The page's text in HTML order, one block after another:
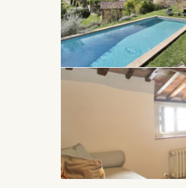
ensuite dans le jardin,
étage il y a un salon, une
(baignoire et douche
Au deuxième étage on
(baignoire. Et une
La piscine a été
permettant d’éviter le
La localisation de la
Lucques (10 km) – et le
est très proche de Pise
4 km de la maison.